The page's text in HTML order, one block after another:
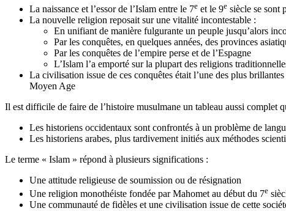
La naissance et l’essor de l’Islam entre le 7e et le 9e siècle se sont
La nouvelle religion reposait sur une vitalité incontestable :
En unifiant de manière fulgurante un peuple jusqu’alors
Par les conquêtes, en quelques années, des provinces
Par les conquêtes de l’empire perse et de l’Espagne
L’Islam l’a emporté sur la plupart des religions
La civilisation issue de ces conquêtes était l’une des plus
Moyen Age
Il est difficile de faire de l’histoire musulmane un tableau aussi complet
Les historiens occidentaux sont confrontés à un problème de
Les historiens arabes, plus tardivement initiés aux méthodes
Le terme « Islam » répond à plusieurs significations :
Une attitude religieuse de soumission ou de résignation
Une religion monothéiste fondée par Mahomet au début du 7e
Une communauté de fidèles et une civilisation issue de cette